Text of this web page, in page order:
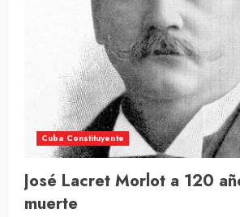
Cuba Constituyente
José Lacret Morlot a 120
muerte